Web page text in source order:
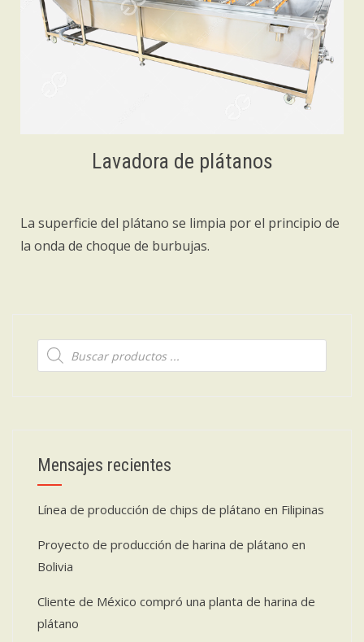
Lavadora de plátanos
La superficie del plátano se limpia por el principio de
la onda de choque de burbujas.
Mensajes recientes
Línea de producción de chips de plátano en Filipinas
Proyecto de producción de harina de plátano en
Bolivia
Cliente de México compró una planta de harina de
plátano